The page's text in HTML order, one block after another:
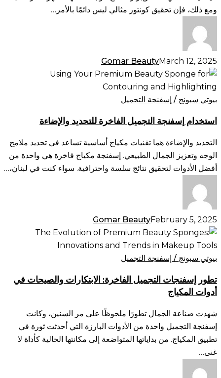
الشائعة
وكيفية
تصحيحها
ومع ذلك، فإن تحقيق كونتور مثالي ليس دائمًا بالأمر…
Gomar BeautyMarch 12, 2025
استخدام
إسفنجة
التجميل
للتحديد
والإضاءة
بيوتي سبونج / إسفنجة التجميل
استخدام إسفنجة التجميل الفاخرة للتحديد والإضاءة
التحديد والإضاءة هما تقنيات مكياج أساسية تساعد في تحديد ملامح
الوجه وتعزيز الجمال الطبيعي. إسفنجة مكياج فاخرة هي واحدة من
أفضل الأدوات لتحقيق نتائج سلسة واحترافية. سواء كنت في لبنان،…
Gomar BeautyFebruary 5, 2025
تطور
إسفنجات
التجميل
الابتكارات
والصيحات
أدوات
المكياج
بيوتي سبونج / إسفنجة التجميل
تطور إسفنجات التجميل الفاخرة: الابتكارات والصيحات في
أدوات المكياج
شهدت صناعة الجمال تطورًا ملحوظًا على مر السنين، وكانت
إسفنجة التجميل واحدة من الأدوات البارزة التي أحدثت ثورة في
تطبيق المكياج. من بداياتها المتواضعة إلى مكانتها الحالية كأداة لا
غنى…